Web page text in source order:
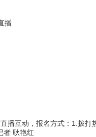
播
互动，报名方式：1.拨打
者 耿艳红